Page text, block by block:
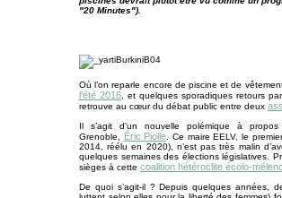
"20 Minutes").
Où l’on reparle encore de piscine et de
l’été 2016, et quelques sporadiques retours
retrouve au cœur du débat public entre deux
Il s’agit d’un nouvelle polémique à
Grenoble,
Éric Piolle. Ce maire EELV, le
2014, réélu en 2020), n’est pas très malin
quelques semaines des élections législatives.
sièges à cette coalition hétéroclite écolo-
De quoi s’agit-il ? Depuis quelques années,